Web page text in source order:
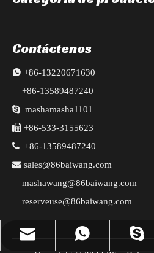
+86-533-
+86-
Contáctenos
 +86-13220671630
+86-13589487240
 mashamasha1101
 +86-533-3155623
 +86-13589487240
 sales@86baiwang.com
mashawang@86baiwang.com
reserveuse@86baiwang.com